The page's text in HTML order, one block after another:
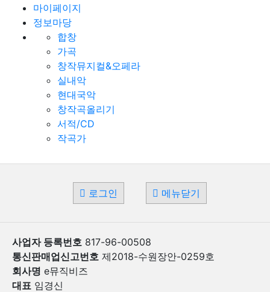
마이페이지
정보마당
합창
가곡
창작뮤지컬&오페라
실내악
현대국악
창작곡올리기
서적/CD
작곡가
로그인 메뉴닫기
사업자 등록번호 817-96-00508
통신판매업신고번호 제2018-수원장안-0259호
회사명 e뮤직비즈
대표 임경신